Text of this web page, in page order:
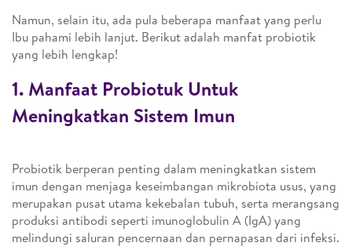
Namun, selain itu, ada pula beberapa manfaat yang perlu
Ibu pahami lebih lanjut. Berikut adalah manfat probiotik
yang lebih lengkap!
1. Manfaat Probiotuk Untuk
Meningkatkan Sistem Imun
Probiotik berperan penting dalam meningkatkan sistem
imun dengan menjaga keseimbangan mikrobiota usus, yang
merupakan pusat utama kekebalan tubuh, serta merangsang
produksi antibodi seperti imunoglobulin A (IgA) yang
melindungi saluran pencernaan dan pernapasan dari infeksi.